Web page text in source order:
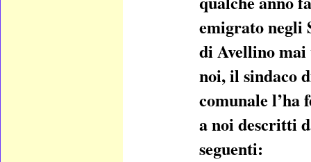
emigrato negli
di Avellino
noi, il sindaco
comunale
a noi descritti
seguenti: